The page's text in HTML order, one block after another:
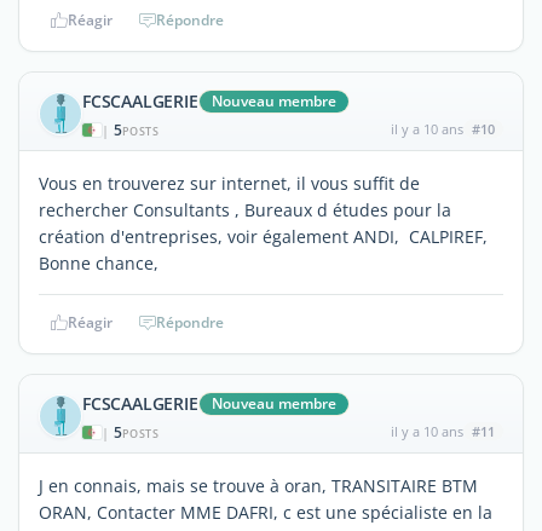
Réagir Répondre
FCSCAALGERIE Nouveau membre
| 5POSTS il y a 10 ans #10
Vous en trouverez sur internet, il vous suffit de
rechercher Consultants , Bureaux d études pour la
création d'entreprises, voir également ANDI, CALPIREF,
Bonne chance,
Réagir Répondre
FCSCAALGERIE Nouveau membre
| 5POSTS il y a 10 ans #11
J en connais, mais se trouve à oran, TRANSITAIRE BTM
ORAN, Contacter MME DAFRI, c est une spécialiste en la